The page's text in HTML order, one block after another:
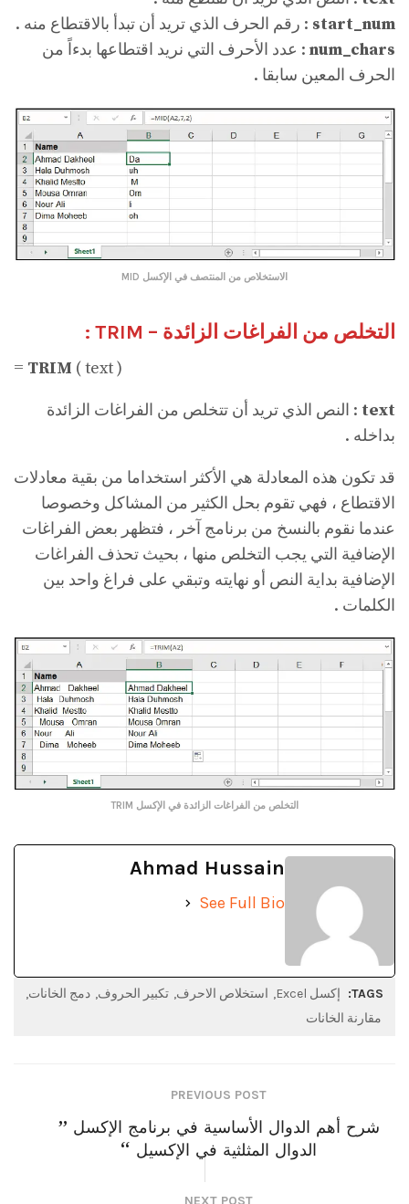
start_num : رقم الحرف الذي تريد أن تبدأ بالاقتطاع منه .
num_chars : عدد الأحرف التي نريد اقتطاعها بدءاً من
الحرف المعين سابقا .
الاستخلاص من المنتصف في الإكسل MID
التخلص من الفراغات الزائدة – TRIM :
= TRIM ( text )
text : النص الذي تريد أن تتخلص من الفراغات الزائدة
بداخله .
قد تكون هذه المعادلة هي الأكثر استخداما من بقية معادلات
الاقتطاع ، فهي تقوم بحل الكثير من المشاكل وخصوصا
عندما نقوم بالنسخ من برنامج آخر ، فتظهر بعض الفراغات
الإضافية التي يجب التخلص منها ، بحيث تحذف الفراغات
الإضافية بداية النص أو نهايته وتبقي على فراغ واحد بين
الكلمات .
التخلص من الفراغات الزائدة في الإكسل TRIM
Ahmad Hussain
See Full Bio
TAGS: إكسل Excel استخلاص الاحرف تكبير الحروف دمج الخانات
مقارنة الخانات
PREVIOUS POST
شرح أهم الدوال الأساسية في برنامج الإكسل ”
الدوال المثلثية في الإكسيل “